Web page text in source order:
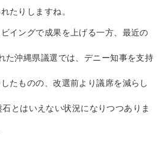
たりしますね。
イングで成果を上げる一方、最近の
た沖縄県議選では、デニー知事を支持
たものの、改選前より議席を減らし
とはいえない状況になりつつありま